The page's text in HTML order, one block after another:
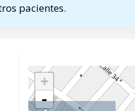
pacientes.
+
-